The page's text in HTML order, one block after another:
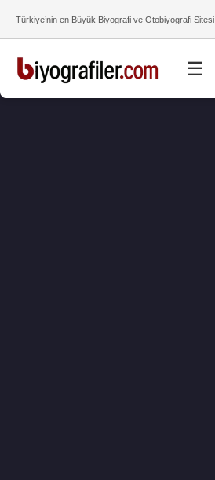
Türkiye’nin en Büyük Biyografi ve Otobiyografi Sitesi
☰